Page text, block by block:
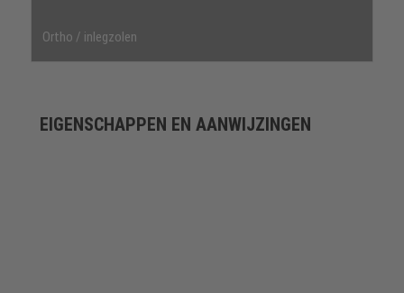
Ortho / inlegzolen
EIGENSCHAPPEN EN AANWIJZINGEN